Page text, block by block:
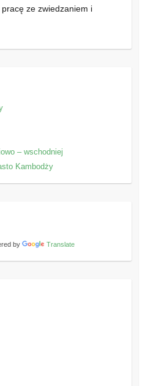
ze zwiedzaniem i
– wschodniej
Kambodży
by Translate